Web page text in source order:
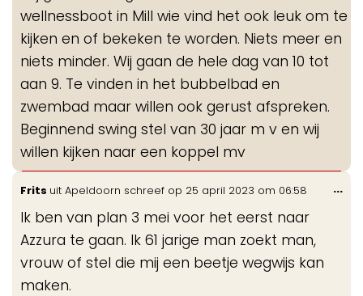
wellnessboot in Mill wie vind het ook leuk om te
kijken en of bekeken te worden. Niets meer en
niets minder. Wij gaan de hele dag van 10 tot
aan 9. Te vinden in het bubbelbad en
zwembad maar willen ook gerust afspreken.
Beginnend swing stel van 30 jaar m v en wij
willen kijken naar een koppel mv
Frits uit Apeldoorn schreef op 25 april 2023 om 06:58
Ik ben van plan 3 mei voor het eerst naar
Azzura te gaan. Ik 61 jarige man zoekt man,
vrouw of stel die mij een beetje wegwijs kan
maken.
...